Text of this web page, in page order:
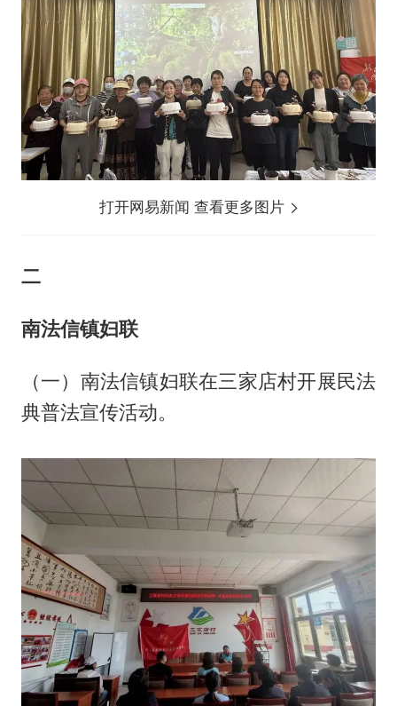
打开网易新闻 查看更多图片
二
南法信镇妇联
（一）南法信镇妇联在三家店村开展民法
典普法宣传活动。